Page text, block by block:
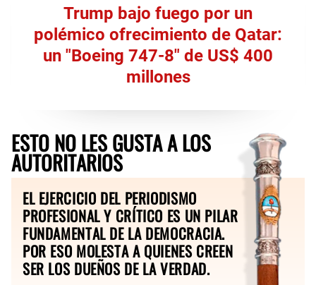
Trump bajo fuego por un
polémico ofrecimiento de Qatar:
un "Boeing 747-8" de US$ 400
millones
ESTO NO LES GUSTA A LOS
AUTORITARIOS
EL EJERCICIO DEL PERIODISMO
PROFESIONAL Y CRÍTICO ES UN PILAR
FUNDAMENTAL DE LA DEMOCRACIA.
POR ESO MOLESTA A QUIENES CREEN
SER LOS DUEÑOS DE LA VERDAD.